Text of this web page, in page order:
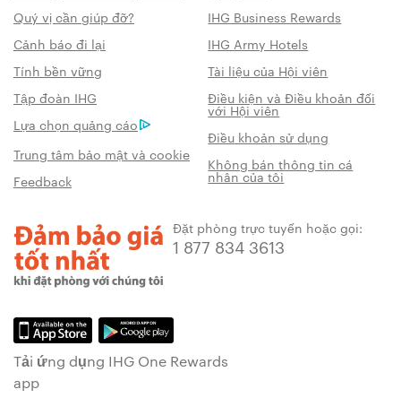
Quý vị cần giúp đỡ?
IHG Business Rewards
Cảnh báo đi lại
IHG Army Hotels
Tính bền vững
Tài liệu của Hội viên
Tập đoàn IHG
Điều kiện và Điều khoản đối
với Hội viên
Lựa chọn quảng cáo
Điều khoản sử dụng
Trung tâm bảo mật và cookie
Không bán thông tin cá
nhân của tôi
Feedback
Đặt phòng trực tuyến hoặc gọi:
1 877 834 3613
Tải ứng dụng IHG One Rewards
app